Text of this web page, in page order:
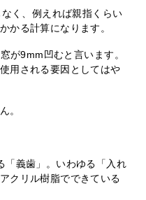
く、例えれば親指くらい
かる計算になります。
が9mm凹むと言います。
用される要因としてはや
。
「義歯」。いわゆる「入れ
クリル樹脂でできている